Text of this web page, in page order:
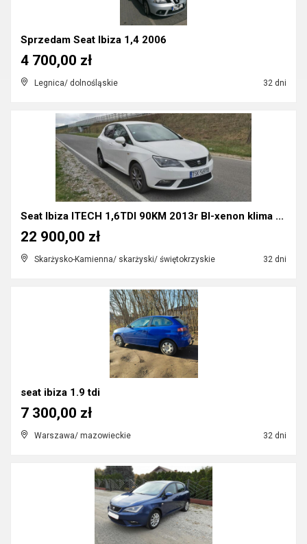
Sprzedam Seat Ibiza 1,4 2006
Legnica/ dolnośląskie 32 dni
4 700,00 zł
Seat Ibiza ITECH 1,6TDI 90KM 2013r BI-xenon klima ...
Skarżysko-Kamienna/ skarżyski/ świętokrzyskie 32 dni
22 900,00 zł
seat ibiza 1.9 tdi
Warszawa/ mazowieckie 32 dni
7 300,00 zł